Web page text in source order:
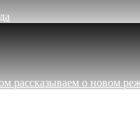
рассказываем о новом